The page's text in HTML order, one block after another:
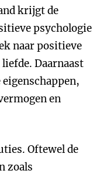
krijgt de
psychologie
naar positieve
Daarnaast
en
Oftewel de
zoals